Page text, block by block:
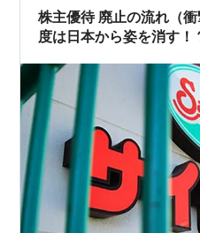
株主優待 廃止の流れ（
度は日本から姿を消す！